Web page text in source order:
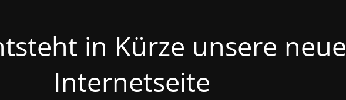
in Kürze unsere neue
Internetseite